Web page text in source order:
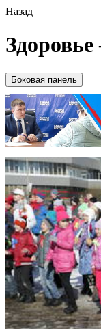
Назад
Боковая панель